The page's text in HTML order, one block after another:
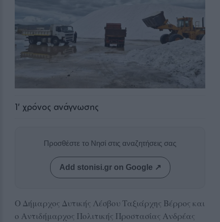
1' χρόνος ανάγνωσης
Προσθέστε το Νησί στις αναζητήσεις σας
Add stonisi.gr on Google ↗
Ο Δήμαρχος Δυτικής Λέσβου Ταξιάρχης Βέρρος και
ο Αντιδήμαρχος Πολιτικής Προστασίας Ανδρέας